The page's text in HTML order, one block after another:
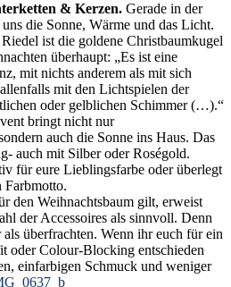
& Kerzen. Gerade in der
die Sonne, Wärme und das Licht.
ist die goldene Christbaumkugel
überhaupt: „Es ist eine
mit nichts anderem als mit sich
mit den Lichtspielen der
oder gelblichen Schimmer (…).“
bringt nicht nur
auch die Sonne ins Haus. Das
auch mit Silber oder Roségold.
für eure Lieblingsfarbe oder überlegt
Farbmotto.
den Weihnachtsbaum gilt, erweist
der Accessoires als sinnvoll. Denn
als überfrachten. Wenn ihr euch für ein
oder Colour-Blocking entschieden
einfarbigen Schmuck und weniger